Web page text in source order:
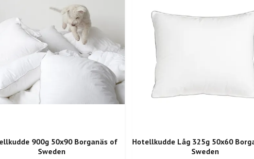
900g 50x90 Borganäs of
Sweden
Hotellkudde Låg 325g 50x60
Sweden